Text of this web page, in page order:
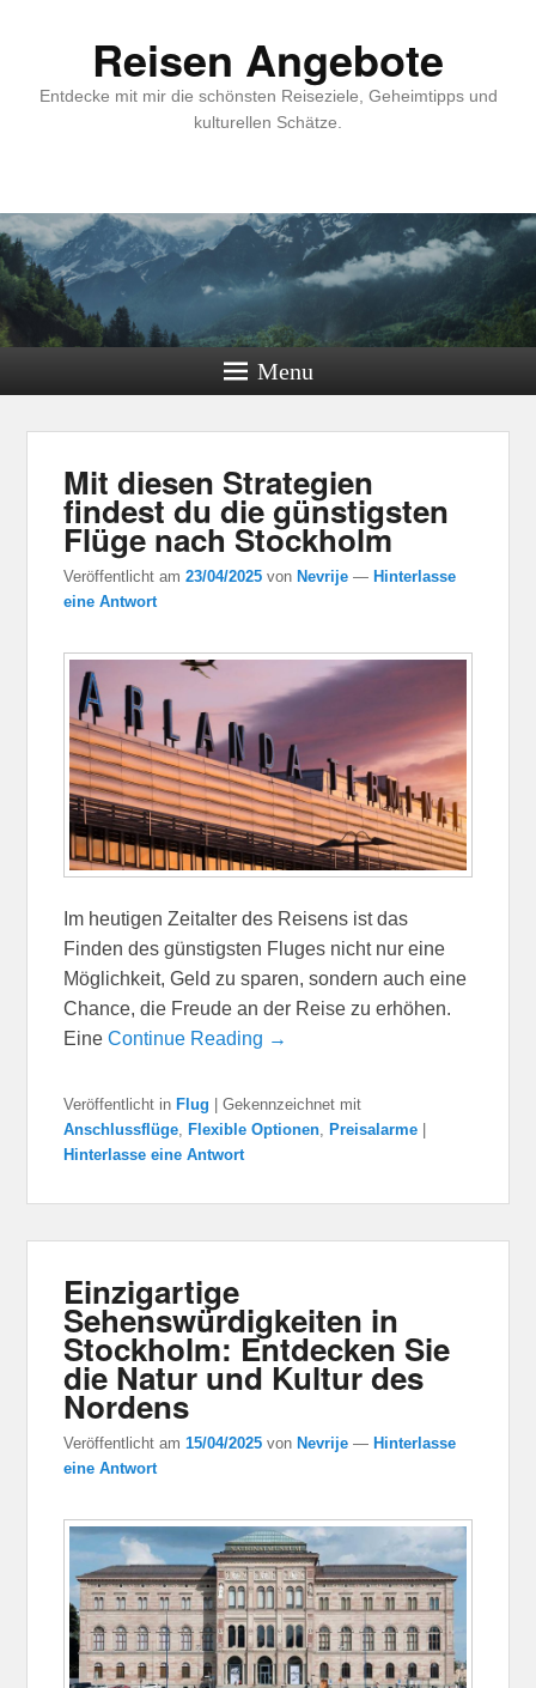
Reisen Angebote
Entdecke mit mir die schönsten Reiseziele, Geheimtipps und
kulturellen Schätze.
Menu
Mit diesen Strategien
findest du die günstigsten
Flüge nach Stockholm
Veröffentlicht am23/04/2025 von Nevrije — Hinterlasse
eine Antwort
Im heutigen Zeitalter des Reisens ist das
Finden des günstigsten Fluges nicht nur eine
Möglichkeit, Geld zu sparen, sondern auch eine
Chance, die Freude an der Reise zu erhöhen.
EineContinue Reading →
Veröffentlicht in Flug |Gekennzeichnet mit
Anschlussflüge, Flexible Optionen, Preisalarme
Hinterlasse eine Antwort
Einzigartige
Sehenswürdigkeiten in
Stockholm: Entdecken Sie
die Natur und Kultur des
Nordens
Veröffentlicht am15/04/2025 von Nevrije — Hinterlasse
eine Antwort